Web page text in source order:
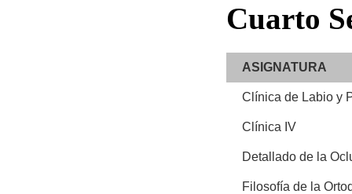
Cuarto
ASIGNATURA
Clínica de Labio y
Clínica IV
Detallado de la
Filosofía de la